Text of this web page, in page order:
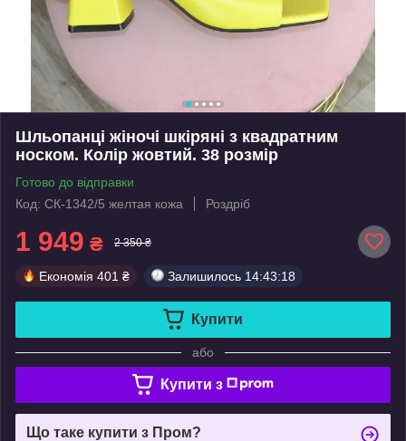
Шльопанці жіночі шкіряні з квадратним
носком. Колір жовтий. 38 розмір
Готово до відправки
Код: СК-1342/5 желтая кожа
Роздріб
1 949 ₴ 2 350 ₴
Економія 401 ₴ Залишилось 14:43:17
Купити
або
Купити з
Що таке купити з Пром?